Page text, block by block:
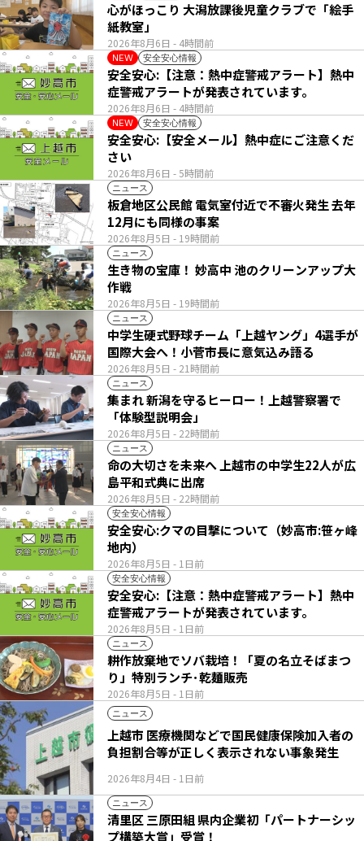
2026年8月6日 - 4時間前
心がほっこり 大潟放課後児童クラブで「絵手
紙教室」
NEW 安全安心情報
2026年8月6日 - 4時間前
安全安心:【注意：熱中症警戒アラート】熱中
症警戒アラートが発表されています。
NEW 安全安心情報
2026年8月6日 - 5時間前
安全安心:【安全メール】熱中症にご注意くだ
さい
ニュース
2026年8月5日 - 19時間前
板倉地区公民館 電気室付近で不審火発生 去年
12月にも同様の事案
ニュース
2026年8月5日 - 19時間前
生き物の宝庫！ 妙高中 池のクリーンアップ大
作戦
ニュース
2026年8月5日 - 21時間前
中学生硬式野球チーム「上越ヤング」4選手が
国際大会へ！小菅市長に意気込み語る
ニュース
2026年8月5日 - 22時間前
集まれ 新潟を守るヒーロー！上越警察署で
「体験型説明会」
ニュース
2026年8月5日 - 22時間前
命の大切さを未来へ 上越市の中学生22人が広
島平和式典に出席
安全安心情報
2026年8月5日 - 1日前
安全安心:クマの目撃について（妙高市:笹ヶ峰
地内）
安全安心情報
2026年8月5日 - 1日前
安全安心:【注意：熱中症警戒アラート】熱中
症警戒アラートが発表されています。
ニュース
2026年8月5日 - 1日前
耕作放棄地でソバ栽培！「夏の名立そばまつ
り」特別ランチ･乾麺販売
ニュース
2026年8月4日 - 1日前
上越市 医療機関などで国民健康保険加入者の
負担割合等が正しく表示されない事象発生
ニュース
清里区 三原田組 県内企業初「パートナーシッ
プ構築大賞」受賞！